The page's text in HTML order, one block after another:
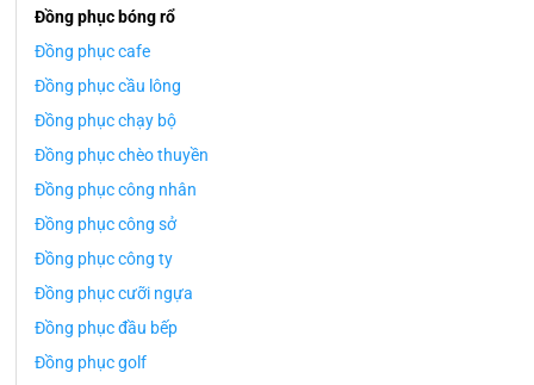
Đồng phục bóng rổ
Đồng phục cafe
Đồng phục cầu lông
Đồng phục chạy bộ
Đồng phục chèo thuyền
Đồng phục công nhân
Đồng phục công sở
Đồng phục công ty
Đồng phục cưỡi ngựa
Đồng phục đầu bếp
Đồng phục golf